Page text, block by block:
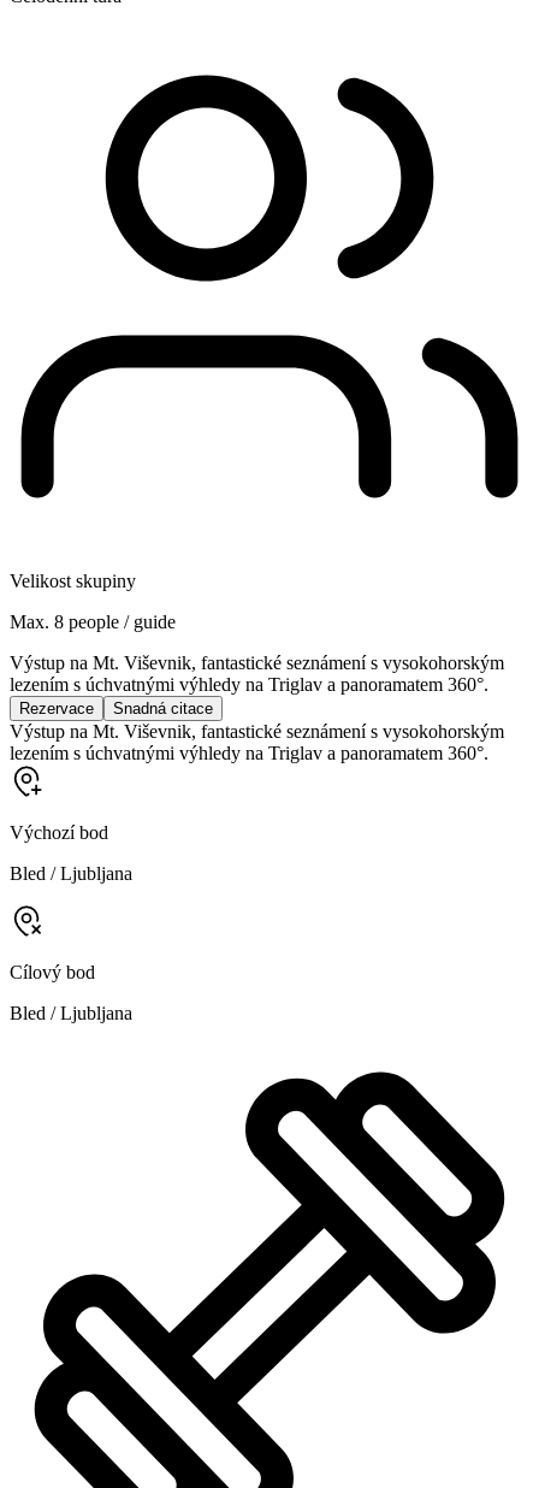
Velikost skupiny
Max. 8 people / guide
Výstup na Mt. Viševnik, fantastické seznámení s vysokohorským
lezením s úchvatnými výhledy na Triglav a panoramatem 360°.
Rezervace Snadná citace
Výstup na Mt. Viševnik, fantastické seznámení s vysokohorským
lezením s úchvatnými výhledy na Triglav a panoramatem 360°.
Výchozí bod
Bled / Ljubljana
Cílový bod
Bled / Ljubljana